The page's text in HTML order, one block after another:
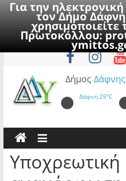
Για την
τον Δήμο
χρησιμοποιείτε
Πρωτοκόλλου:
to
Παρασκευή, 7
Δήμος Δάφνης
Δάφνη29°C
Υποχρεωτική